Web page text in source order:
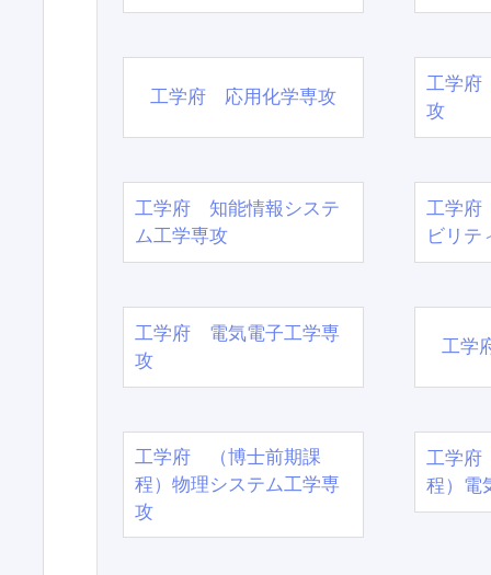
工学府 応用化学専攻
工学府
攻
工学府 知能情報システ
ム工学専攻
工学府
ビリテ
工学府 電気電子工学専
攻
工学
工学府 （博士前期課
程）物理システム工学専
攻
工学
程）電